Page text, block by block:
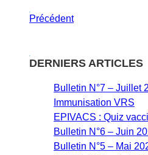
Précédent
DERNIERS ARTICLES
Bulletin N°7 – Juillet
Immunisation VRS
EPIVACS : Quiz
Bulletin N°6 – Juin
Bulletin N°5 – Mai